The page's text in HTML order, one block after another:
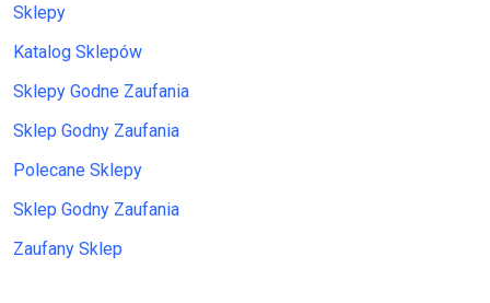
Sklepy
Katalog Sklepów
Sklepy Godne Zaufania
Sklep Godny Zaufania
Polecane Sklepy
Sklep Godny Zaufania
Zaufany Sklep